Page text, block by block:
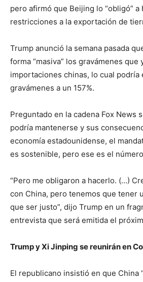
pero afirmó que Beijing lo “obligó”
restricciones a la exportación de
Trump anunció la semana pasada
forma “masiva” los gravámenes que
importaciones chinas, lo cual podría
gravámenes a un 157%.
Preguntado en la cadena Fox News
podría mantenerse y sus
economía estadounidense, el
es sostenible, pero ese es el
“Pero me obligaron a hacerlo. (…)
con China, pero tenemos que tener
que ser justo”, dijo Trump en un
entrevista que será emitida el
Trump y Xi Jinping se reunirán en
El republicano insistió en que China